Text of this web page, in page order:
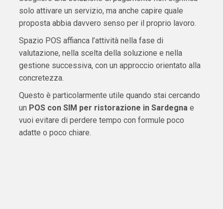
solo attivare un servizio, ma anche capire quale
proposta abbia davvero senso per il proprio lavoro.
Spazio POS affianca l’attività nella fase di
valutazione, nella scelta della soluzione e nella
gestione successiva, con un approccio orientato alla
concretezza.
Questo è particolarmente utile quando stai cercando
un POS con SIM per ristorazione in Sardegnae
vuoi evitare di perdere tempo con formule poco
adatte o poco chiare.